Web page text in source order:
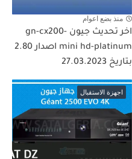
منذ بضع اعوام
اخر تحديث جيون gn-cx200-
mini hd-platinum اصدار 2.80
بتاريخ 27.03.2023
اجهزة الاستقبال